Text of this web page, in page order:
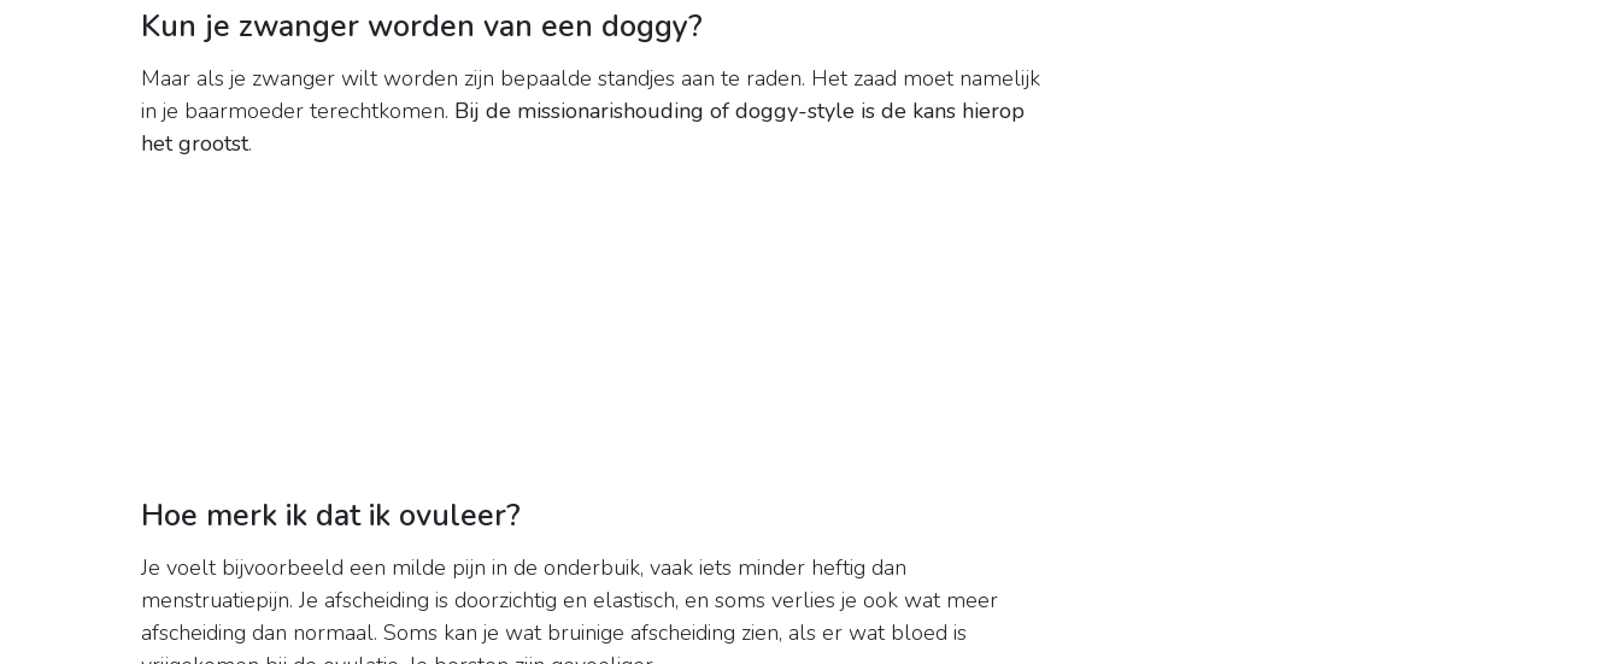
Kun je zwanger worden van een doggy?
Maar als je zwanger wilt worden zijn bepaalde standjes aan te raden. Het zaad moet namelijk
in je baarmoeder terechtkomen. Bij de missionarishouding of doggy-style is de kans hierop
het grootst.
Hoe merk ik dat ik ovuleer?
Je voelt bijvoorbeeld een milde pijn in de onderbuik, vaak iets minder heftig dan
menstruatiepijn. Je afscheiding is doorzichtig en elastisch, en soms verlies je ook wat meer
afscheiding dan normaal. Soms kan je wat bruinige afscheiding zien, als er wat bloed is